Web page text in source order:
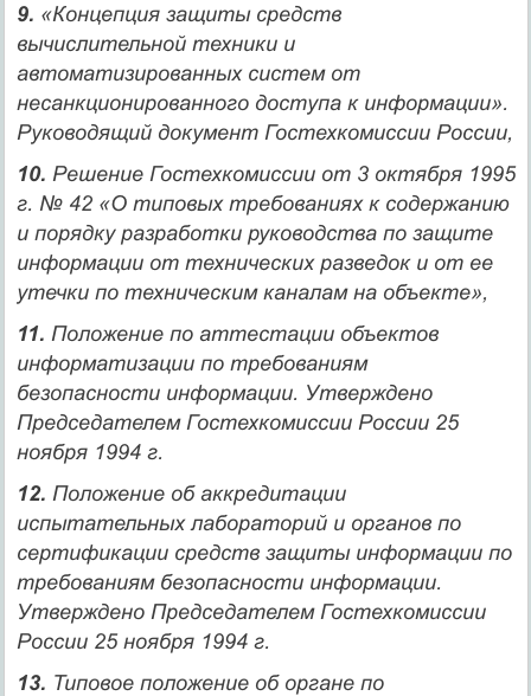
9. «Концепция защиты средств
вычислительной техники и
автоматизированных систем от
несанкционированного доступа к информации».
Руководящий документ Гостехкомиссии России,
10. Решение Гостехкомиссии от 3 октября 1995
г. № 42 «О типовых требованиях к содержанию
и порядку разработки руководства по защите
информации от технических разведок и от ее
утечки по техническим каналам на объекте»,
11. Положение по аттестации объектов
информатизации по требованиям
безопасности информации. Утверждено
Председателем Гостехкомиссии России 25
ноября 1994 г.
12. Положение об аккредитации
испытательных лабораторий и органов по
сертификации средств защиты информации по
требованиям безопасности информации.
Утверждено Председателем Гостехкомиссии
России 25 ноября 1994 г.
13. Типовое положение об органе по